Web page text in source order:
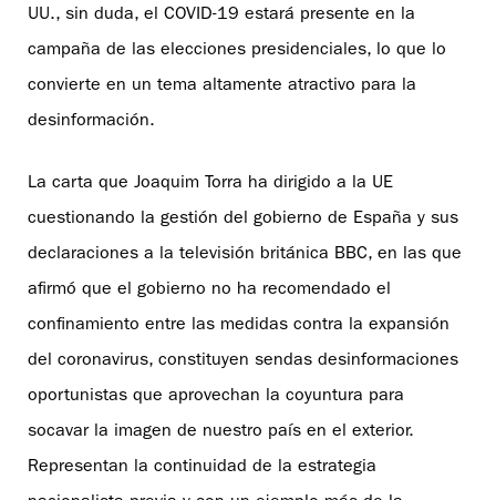
UU., sin duda, el COVID-19 estará presente en la
campaña de las elecciones presidenciales, lo que lo
convierte en un tema altamente atractivo para la
desinformación.
La carta que Joaquim Torra ha dirigido a la UE
cuestionando la gestión del gobierno de España y sus
declaraciones a la televisión británica BBC, en las que
afirmó que el gobierno no ha recomendado el
confinamiento entre las medidas contra la expansión
del coronavirus, constituyen sendas desinformaciones
oportunistas que aprovechan la coyuntura para
socavar la imagen de nuestro país en el exterior.
Representan la continuidad de la estrategia